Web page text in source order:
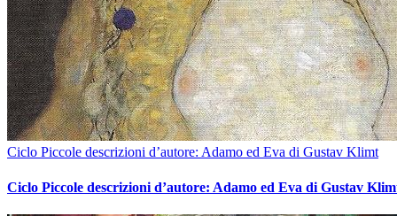
Ciclo Piccole descrizioni d’autore: Adamo ed Eva di Gustav Klimt
Ciclo Piccole descrizioni d’autore: Adamo ed Eva di Gustav